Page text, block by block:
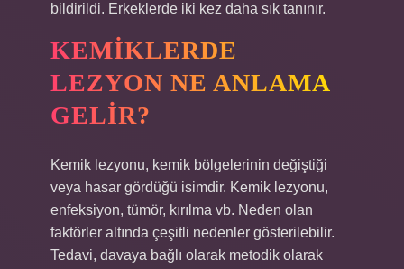
bildirildi. Erkeklerde iki kez daha sık tanınır.
KEMIKLERDE
LEZYON NE ANLAMA
GELIR?
Kemik lezyonu, kemik bölgelerinin değiştiği
veya hasar gördüğü isimdir. Kemik lezyonu,
enfeksiyon, tümör, kırılma vb. Neden olan
faktörler altında çeşitli nedenler gösterilebilir.
Tedavi, davaya bağlı olarak metodik olarak